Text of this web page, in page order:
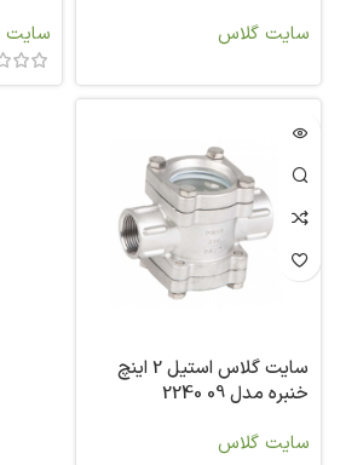
سایت گلاس
سایت
سایت گلاس استیل 2 اینچ
خنبره مدل 09 2240
سایت گلاس